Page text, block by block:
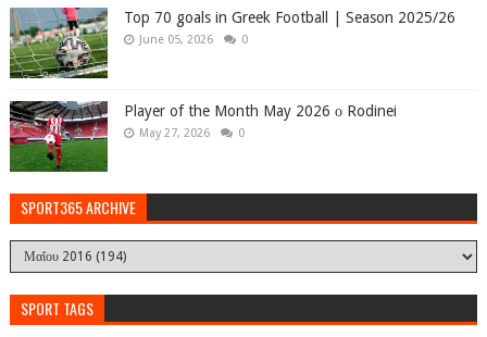
Top 70 goals in Greek Football | Season 2025/26
June 05, 2026 0
Player of the Month May 2026 ο Rodinei
May 27, 2026 0
SPORT365 ARCHIVE
SPORT TAGS